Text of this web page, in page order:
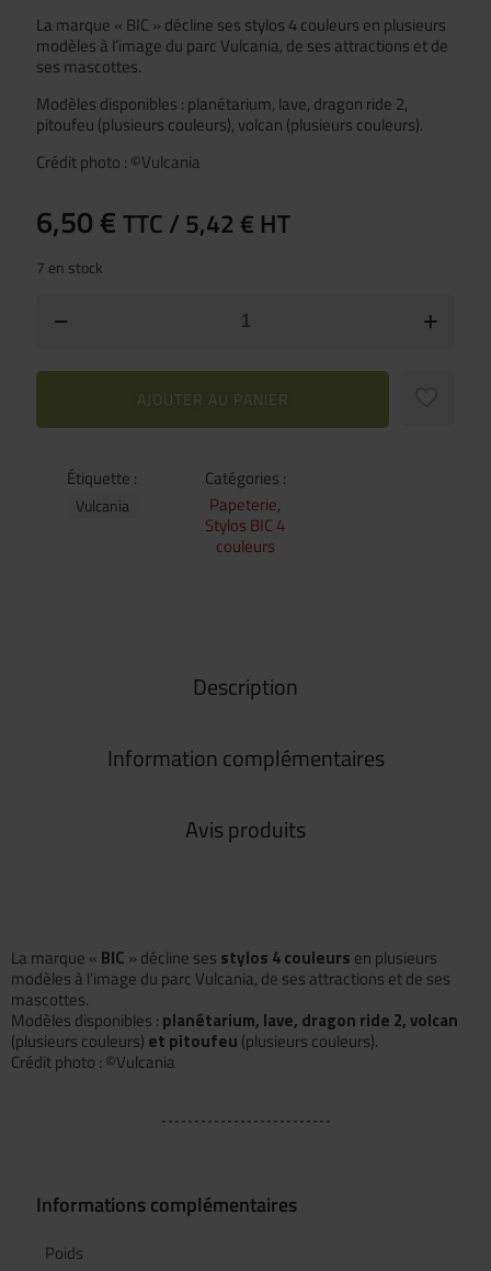
La marque « BIC » décline ses stylos 4 couleurs en plusieurs
modèles à l’image du parc Vulcania, de ses attractions et de
ses mascottes.
Modèles disponibles : planétarium, lave, dragon ride 2,
pitoufeu (plusieurs couleurs), volcan (plusieurs couleurs).
Crédit photo : ©Vulcania
6,50€ TTC / 5,42 € HT
7 en stock
AJOUTER AU PANIER
Étiquette :
Vulcania
Catégories :
Papeterie,
Stylos BIC 4
couleurs
Description
Information complémentaires
Avis produits
La marque « BIC » décline ses stylos 4 couleurs en plusieurs
modèles à l’image du parc Vulcania, de ses attractions et de ses
mascottes.
Modèles disponibles : planétarium, lave, dragon ride 2, volcan
(plusieurs couleurs) et pitoufeu (plusieurs couleurs).
Crédit photo : ©Vulcania
Informations complémentaires
Poids